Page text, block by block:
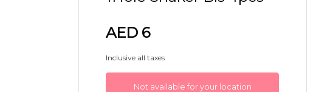
AED 6
Inclusive all taxes
Not available for your location